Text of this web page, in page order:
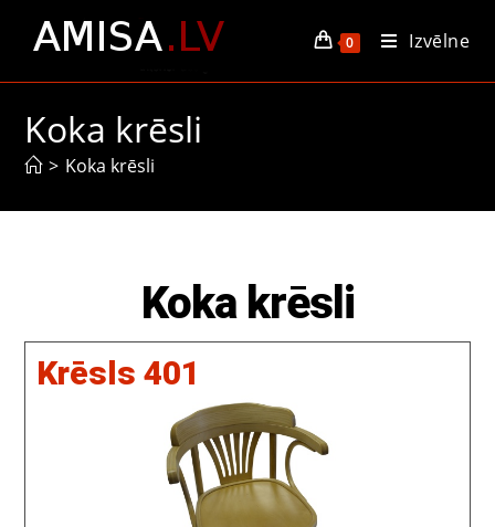
0 Izvēlne
Koka krēsli
> Koka krēsli
Koka krēsli
Krēsls 401